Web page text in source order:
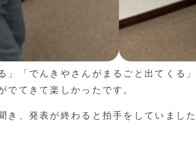
」「でんきやさんがまるごと出てくる
てきて楽しかったです。
き、発表が終わると拍手をしていました